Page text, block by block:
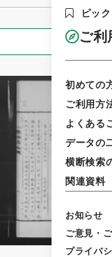
ピッ
ご利
初めての
ご利用方
よくある
データの
横断検索
関連資料
お知らせ
ご意見・
プライバ
全ての情報